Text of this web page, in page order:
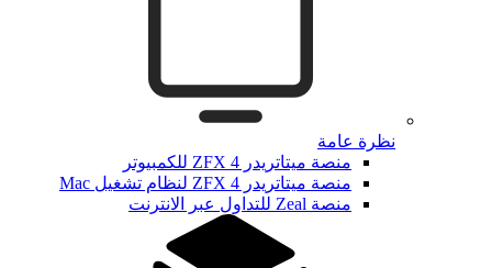
نظرة عامة
منصة ميتاتريدر ZFX 4 للكمبيوتر
منصة ميتاتريدر ZFX 4 لنظام تشغيل Mac
منصة Zeal للتداول عبر الانترنت